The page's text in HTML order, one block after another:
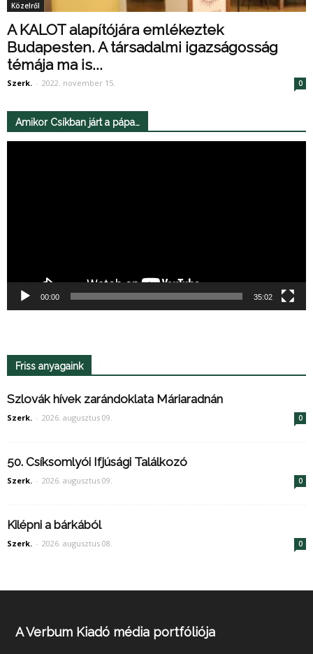
Közelről
A KALOT alapítójára emlékeztek
Budapesten. A társadalmi igazságosság
témája ma is...
Szerk. - 2022. november 15. 0
Amikor Csíkban járt a pápa…
00:00 35:02
Friss anyagaink
Szlovák hívek zarándoklata Máriaradnán
Szerk. - 2026. augusztus 09. 0
50. Csíksomlyói Ifjúsági Találkozó
Szerk. - 2026. augusztus 09. 0
Kilépni a bárkából
Szerk. - 2026. augusztus 08. 0
A Verbum Kiadó média portfóliója